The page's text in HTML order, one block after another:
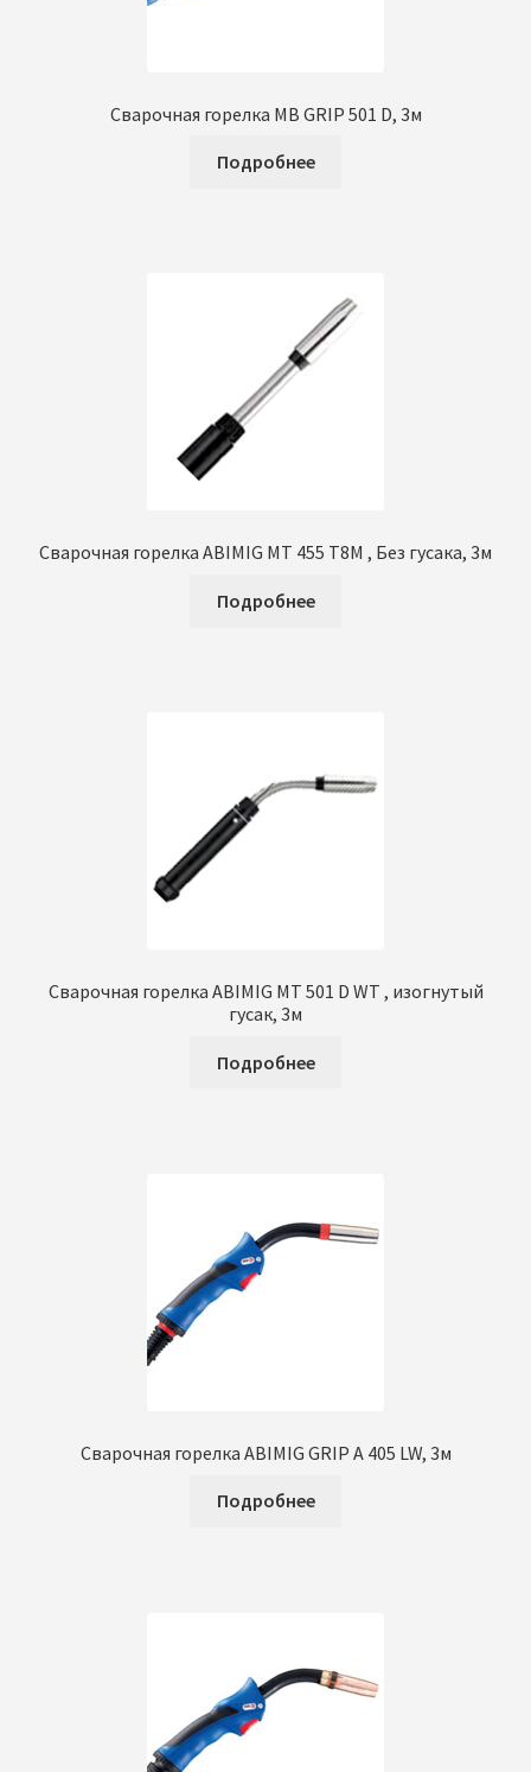
Сварочная горелка MB GRIP 501 D, 3м
Подробнее
Сварочная горелка ABIMIG MT 455 Т8М , Без гусака, 3м
Подробнее
Сварочная горелка ABIMIG MT 501 D WT , изогнутый
гусак, 3м
Подробнее
Сварочная горелка ABIMIG GRIP A 405 LW, 3м
Подробнее